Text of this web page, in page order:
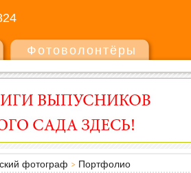
Фотоволонтёры
фотограф
Портфолио